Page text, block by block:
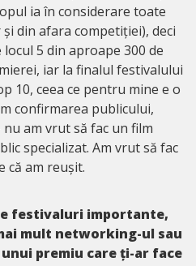
ia în considerare toate
din afara competiției), deci
5 din aproape 300 de
iar la finalul festivalului
10, ceea ce pentru mine e o
confirmarea publicului,
am vrut să fac un film
specializat. Am vrut să fac
că am reușit.
festivaluri importante,
mult networking-ul sau
premiu care ți-ar face